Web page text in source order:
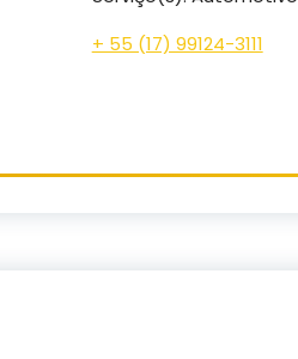
+ 55 (17) 99124-3111